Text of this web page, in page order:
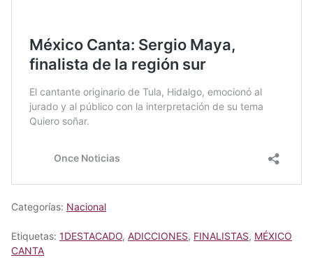
Categorías: Nacional
Etiquetas: 1DESTACADO, ADICCIONES, FINALISTAS, MÉXICO
CANTA